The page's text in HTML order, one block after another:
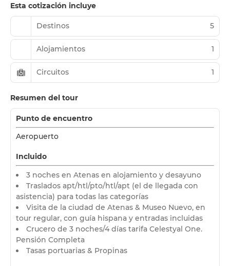
Esta cotización incluye
Destinos 5
Alojamientos 1
Circuitos 1
Resumen del tour
Punto de encuentro
Aeropuerto
Incluido
3 noches en Atenas en alojamiento y desayuno
Traslados apt/htl/pto/htl/apt (el de llegada con
asistencia) para todas las categorías
Visita de la ciudad de Atenas & Museo Nuevo, en
tour regular, con guía hispana y entradas incluidas
Crucero de 3 noches/4 días tarifa Celestyal One.
Pensión Completa
Tasas portuarias & Propinas